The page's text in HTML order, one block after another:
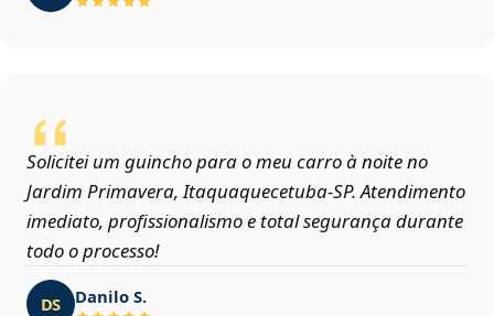
Solicitei um guincho para o meu carro à noite no
Jardim Primavera, Itaquaquecetuba‑SP. Atendimento
imediato, profissionalismo e total segurança durante
todo o processo!
DS Danilo S.